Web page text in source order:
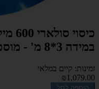
במידה 3*8 מ' - מוסטנג
זמינות: קיים במלאי
₪1,079.00